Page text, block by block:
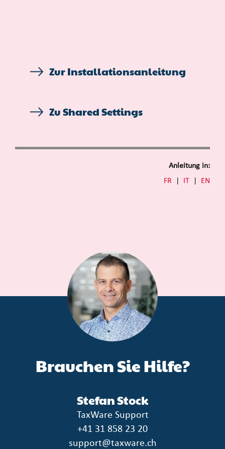
Zur Installationsanleitung
Zu Shared Settings
Anleitung in:
FR
IT EN
Brauchen Sie Hilfe?
Stefan Stock
TaxWare Support
+41 31 858 23 20
support@taxware.ch